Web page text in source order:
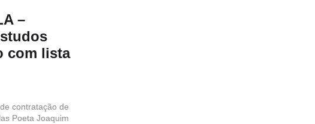
–
com lista
contratação de
Poeta Joaquim